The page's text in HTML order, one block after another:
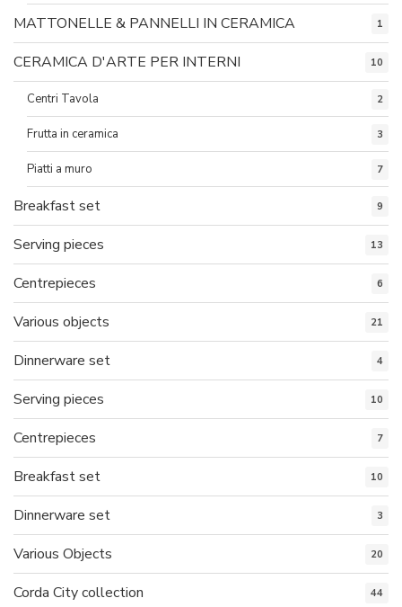
MATTONELLE & PANNELLI IN CERAMICA 1
CERAMICA D'ARTE PER INTERNI 10
Centri Tavola 2
Frutta in ceramica 3
Piatti a muro 7
Breakfast set 9
Serving pieces 13
Centrepieces 6
Various objects 21
Dinnerware set 4
Serving pieces 10
Centrepieces 7
Breakfast set 10
Dinnerware set 3
Various Objects 20
Corda City collection 44